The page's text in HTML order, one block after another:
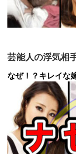
芸能人の浮気相
なぜ！？キレイな